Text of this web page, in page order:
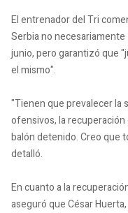
El entrenador del Tri
Serbia no necesariamente
junio, pero garantizó que
el mismo".
"Tienen que prevalecer la
ofensivos, la recuperación
balón detenido. Creo que
detalló.
En cuanto a la
aseguró que César